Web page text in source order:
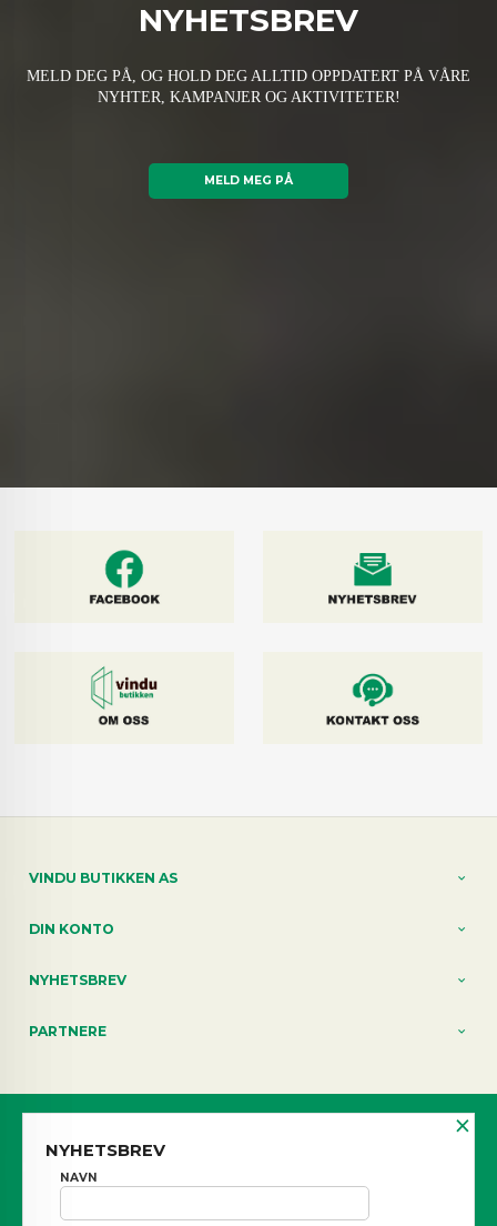
NYHETSBREV
MELD DEG PÅ, OG HOLD DEG ALLTID OPPDATERT PÅ VÅRE
NYHTER, KAMPANJER OG AKTIVITETER!
MELD MEG PÅ
VINDU BUTIKKEN AS
DIN KONTO
NYHETSBREV
PARTNERE
FRAKT
NYHETSBREV BLOGG
×
NYHETSBREV
NAVN